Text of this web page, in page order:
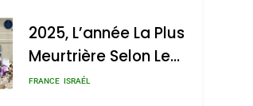
2025, L’année La Plus
Meurtrière Selon Le
Rapport D’ADL
FRANCE ISRAÉL